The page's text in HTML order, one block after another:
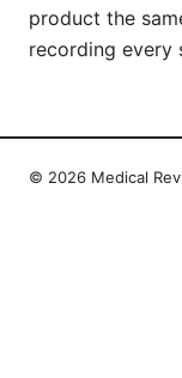
product the
recording every
© 2026 Medical